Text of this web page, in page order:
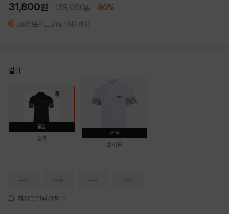
31,800원 159,000원 80%
스타일포인트 318P 적립예정
컬러
품절
블랙
품절
화이트
재입고 알림 신청